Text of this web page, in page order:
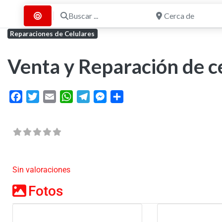
Buscar por Distancia
Buscar ... Cerca de
Reparaciones de Celulares
Venta y Reparación de
FacebookTwitterEmail WhatsAppTelegramMessenger
Sin valoraciones
Fotos